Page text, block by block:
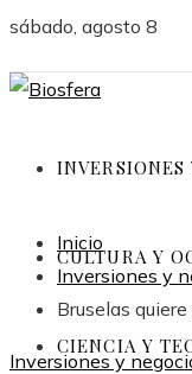
sábado, agosto 8
INVERSIONES
CULTURA Y
CIENCIA Y
Inicio
Inversiones y
Bruselas
Inversiones y